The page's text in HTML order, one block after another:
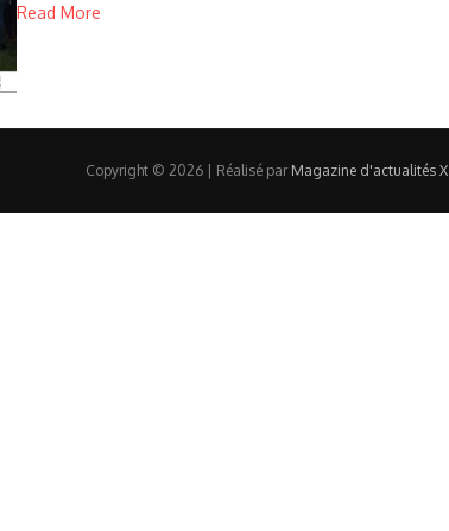
Read More
Copyright © 2026 | Réalisé par Magazine d'actualités X